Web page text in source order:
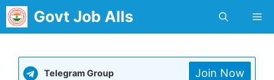
Skip
to
Govt Job Alls
Telegram Group Join Now